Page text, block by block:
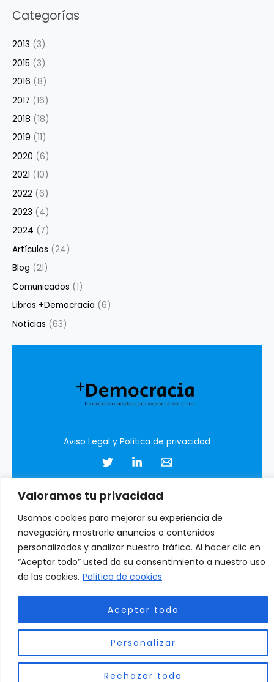
Valoramos tu privacidad
Usamos cookies para mejorar su experiencia de
navegación, mostrarle anuncios o contenidos
personalizados y analizar nuestro tráfico. Al hacer clic en
“Aceptar todo” usted da su consentimiento a nuestro uso
de las cookies. Política de cookies
Personalizar
Rechazar todo
Aceptar todo
Categorías
2013 (3)
2015 (3)
2016 (8)
2017 (16)
2018 (18)
2019 (11)
2020 (6)
2021 (10)
2022 (6)
2023 (4)
2024 (7)
Artículos (24)
Blog (21)
Comunicados (1)
Libros +Democracia (6)
Notícias (63)
Aviso Legal y Política de privacidad
+ democracia.org © 2026 | Todos los derechos reservados